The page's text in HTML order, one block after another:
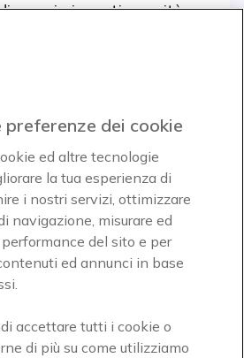
maggiori sconti e novità
Icon
ed in assoluta sicurezza
Accettiamo
preferenze dei cookie
ed altre tecnologie
la tua esperienza di
i nostri servizi, ottimizzare
navigazione, misurare ed
del sito e per
ed annunci in base
accettare tutti i cookie o
di più su come utilizziamo